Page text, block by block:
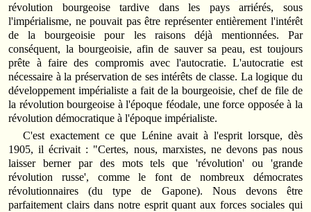
révolution bourgeoise tardive dans les pays arriérés, sous
l'impérialisme, ne pouvait pas être représenter entièrement l'intérêt
de la bourgeoisie pour les raisons déjà mentionnées. Par
conséquent, la bourgeoisie, afin de sauver sa peau, est toujours
prête à faire des compromis avec l'autocratie. L'autocratie est
nécessaire à la préservation de ses intérêts de classe. La logique du
développement impérialiste a fait de la bourgeoisie, chef de file de
la révolution bourgeoise à l'époque féodale, une force opposée à la
révolution démocratique à l'époque impérialiste.
C'est exactement ce que Lénine avait à l'esprit lorsque, dès
1905, il écrivait : "Certes, nous, marxistes, ne devons pas nous
laisser berner par des mots tels que 'révolution' ou 'grande
révolution russe', comme le font de nombreux démocrates
révolutionnaires (du type de Gapone). Nous devons être
parfaitement clairs dans notre esprit quant aux forces sociales qui